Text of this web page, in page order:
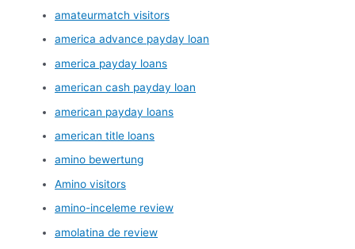
amateurmatch visitors
america advance payday loan
america payday loans
american cash payday loan
american payday loans
american title loans
amino bewertung
Amino visitors
amino-inceleme review
amolatina de review